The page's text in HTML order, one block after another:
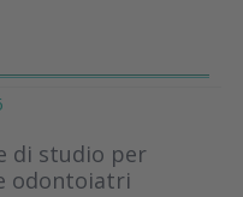
di studio per
odontoiatri